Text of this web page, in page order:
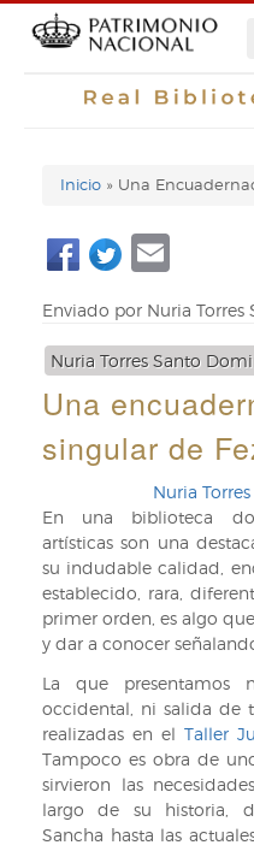
Enlaces
de
ayuda
de
navegación
Inicio Una
Enviado por Nuria Torres
Nuria Torres Santo
Una
singular de
Nuria
En una biblioteca
artísticas son una
su indudable calidad,
establecido, rara,
primer orden, es algo
y dar a conocer
La que presentamos
occidental, ni salida de
realizadas en el Taller
Tampoco es obra de
sirvieron las
largo de su historia,
Sancha hasta las